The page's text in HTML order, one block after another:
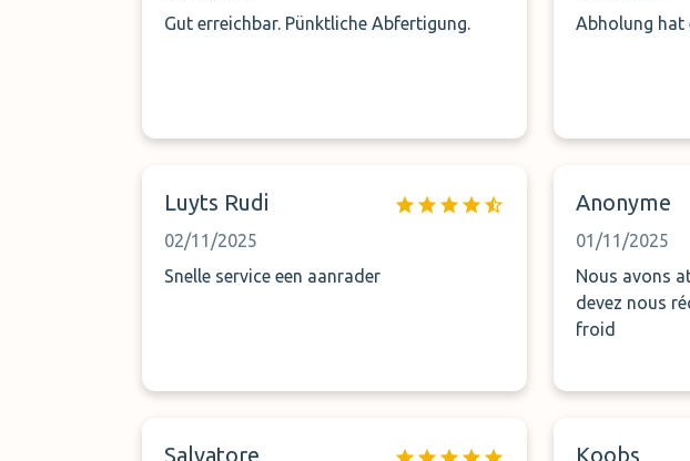
Gut erreichbar. Pünktliche Abfertigung.
Abholung hat
Luyts Rudi
02/11/2025
Snelle service een aanrader
Anonyme
01/11/2025
Nous avons
devez nous
froid
Salvatore Koobs